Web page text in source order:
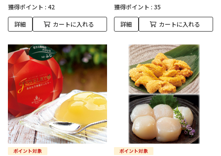
獲得ポイント : 42
詳細 カートに入れる
獲得ポイント : 35
詳細 カートに入れる